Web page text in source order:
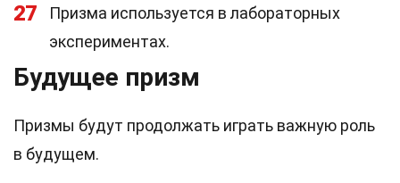
27
Призма используется в лабораторных
экспериментах.
Будущее призм
Призмы будут продолжать играть важную роль
в будущем.